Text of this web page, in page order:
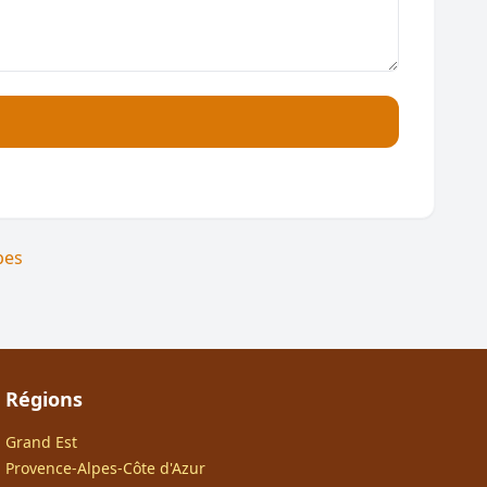
Régions
Grand Est
Provence-Alpes-Côte d'Azur